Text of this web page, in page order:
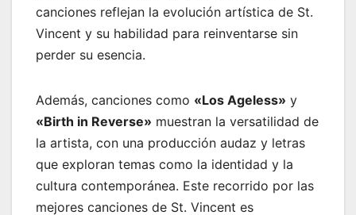
canciones reflejan la evolución artística de St.
Vincent y su habilidad para reinventarse sin
perder su esencia.
Además, canciones como «Los Ageless» y
«Birth in Reverse» muestran la versatilidad de
la artista, con una producción audaz y letras
que exploran temas como la identidad y la
cultura contemporánea. Este recorrido por las
mejores canciones de St. Vincent es